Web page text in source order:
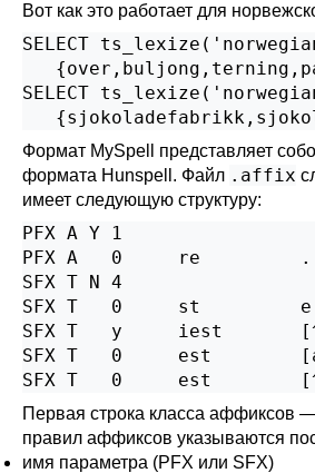
Вот как это работает для
SELECT
SELECT
Формат MySpell
представляет
формата Hunspell . Файл .affix
имеет следующую структуру:
PFX A Y 1
PFX A   0     re         .
SFX T N 4
SFX T   0     st         e
SFX T   y     iest
SFX T   0     est
SFX T   0     est
Первая строка класса аффиксов
правил аффиксов указываются
имя параметра (PFX или SFX)